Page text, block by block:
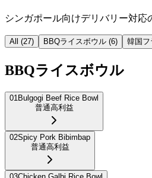
シンガポール向けデリバリー対
All (27) BBQライスボウル (6) 韓国フ
BBQライスボウル
01 Bulgogi Beef Rice Bowl
普通高利益
02Spicy Pork Bibimbap
普通高利益